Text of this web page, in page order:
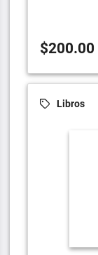
$200.00
Libros